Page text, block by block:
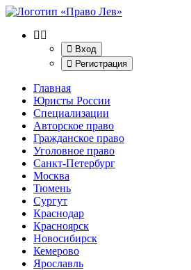
Вход
Регистрация
Главная
Юристы России
Специализации
Авторское право
Гражданское право
Уголовное право
Санкт-Петербург
Москва
Тюмень
Сургут
Краснодар
Красноярск
Новосибирск
Кемерово
Ярославль